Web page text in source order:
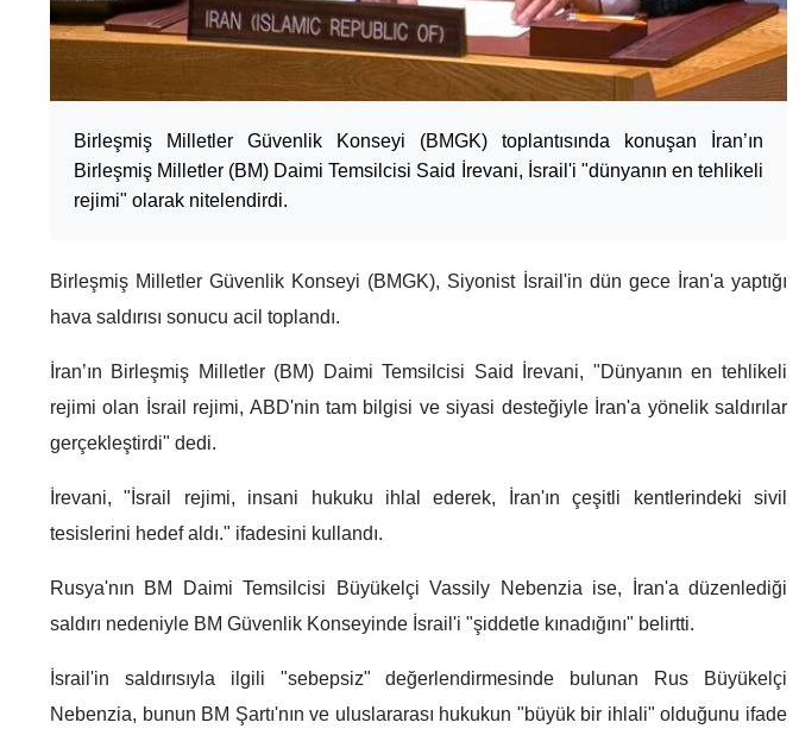
Birleşmiş Milletler Güvenlik Konseyi (BMGK) toplantısında konuşan İran’ın
Birleşmiş Milletler (BM) Daimi Temsilcisi Said İrevani, İsrail'i "dünyanın en tehlikeli
rejimi" olarak nitelendirdi.
Birleşmiş Milletler Güvenlik Konseyi (BMGK), Siyonist İsrail'in dün gece İran'a yaptığı
hava saldırısı sonucu acil toplandı.
İran’ın Birleşmiş Milletler (BM) Daimi Temsilcisi Said İrevani, "Dünyanın en tehlikeli
rejimi olan İsrail rejimi, ABD'nin tam bilgisi ve siyasi desteğiyle İran'a yönelik saldırılar
gerçekleştirdi" dedi.
İrevani, "İsrail rejimi, insani hukuku ihlal ederek, İran'ın çeşitli kentlerindeki sivil
tesislerini hedef aldı." ifadesini kullandı.
Rusya'nın BM Daimi Temsilcisi Büyükelçi Vassily Nebenzia ise, İran'a düzenlediği
saldırı nedeniyle BM Güvenlik Konseyinde İsrail'i "şiddetle kınadığını" belirtti.
İsrail'in saldırısıyla ilgili "sebepsiz" değerlendirmesinde bulunan Rus Büyükelçi
Nebenzia, bunun BM Şartı'nın ve uluslararası hukukun "büyük bir ihlali" olduğunu ifade